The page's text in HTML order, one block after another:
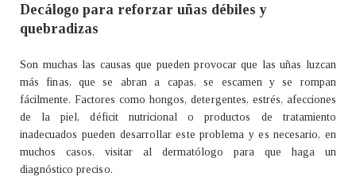
Decálogo para reforzar uñas débiles y
quebradizas
Son muchas las causas que pueden provocar que las uñas luzcan
más finas, que se abran a capas, se escamen y se rompan
fácilmente. Factores como hongos, detergentes, estrés, afecciones
de la piel, déficit nutricional o productos de tratamiento
inadecuados pueden desarrollar este problema y es necesario, en
muchos casos, visitar al dermatólogo para que haga un
diagnóstico preciso.